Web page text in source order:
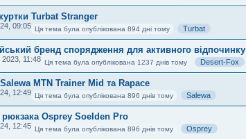
Turbat Stranger
09:05 Ця тема була опублікована 894 дні тому Turbat
бренд спорядження для активного відпочинку
2023, 11:48 Ця тема була опублікована 1237 днів тому Desert-Fox
MTN Trainer Mid та Rapace
12:49 Ця тема була опублікована 896 днів тому Salewa
Osprey Soelden Pro
12:45 Ця тема була опублікована 896 днів тому Osprey